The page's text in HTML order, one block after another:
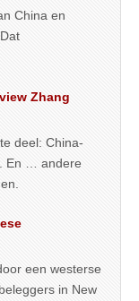
China en
Zhang
deel: China-
En … andere
een westerse
in New